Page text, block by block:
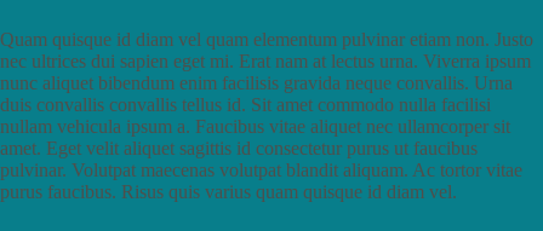
Quam quisque id diam vel quam elementum pulvinar etiam non. Justo
nec ultrices dui sapien eget mi. Erat nam at lectus urna. Viverra ipsum
nunc aliquet bibendum enim facilisis gravida neque convallis. Urna
duis convallis convallis tellus id. Sit amet commodo nulla facilisi
nullam vehicula ipsum a. Faucibus vitae aliquet nec ullamcorper sit
amet. Eget velit aliquet sagittis id consectetur purus ut faucibus
pulvinar. Volutpat maecenas volutpat blandit aliquam. Ac tortor vitae
purus faucibus. Risus quis varius quam quisque id diam vel.